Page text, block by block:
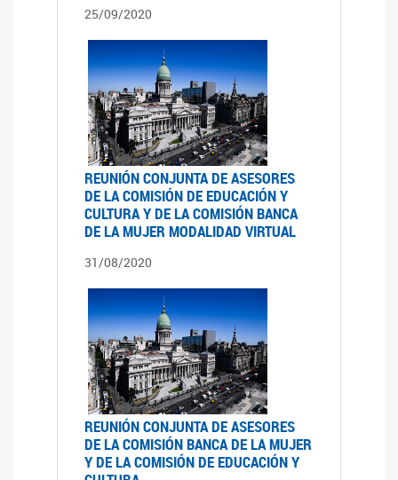
25/09/2020
REUNIÓN CONJUNTA DE ASESORES
DE LA COMISIÓN DE EDUCACIÓN Y
CULTURA Y DE LA COMISIÓN BANCA
DE LA MUJER MODALIDAD VIRTUAL
31/08/2020
REUNIÓN CONJUNTA DE ASESORES
DE LA COMISIÓN BANCA DE LA MUJER
Y DE LA COMISIÓN DE EDUCACIÓN Y